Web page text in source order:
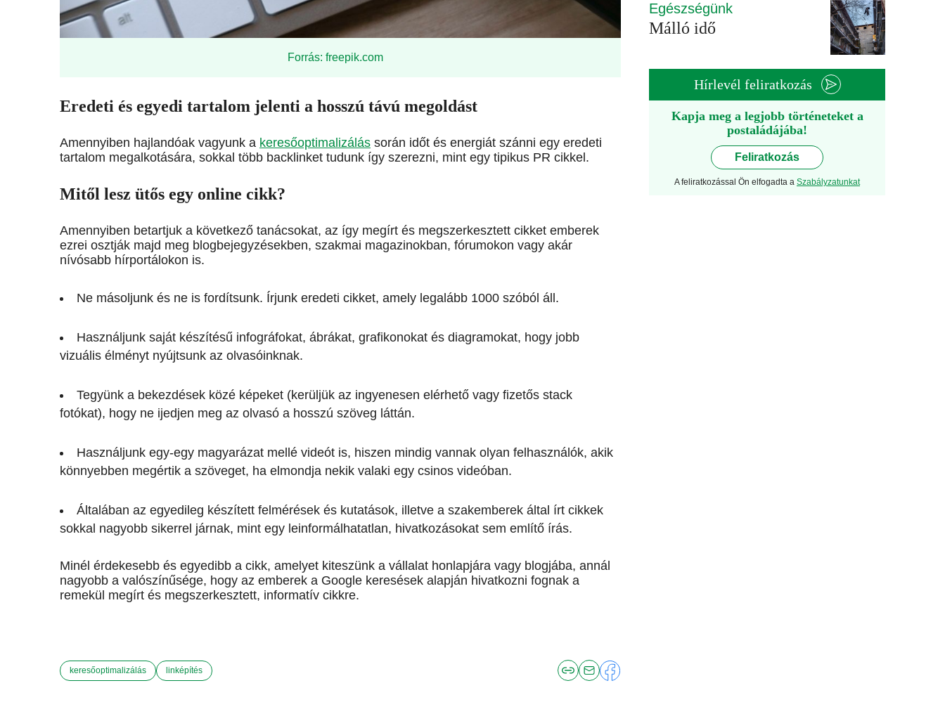
Forrás: freepik.com
Eredeti és egyedi tartalom jelenti a hosszú távú megoldást
Amennyiben hajlandóak vagyunk a keresőoptimalizálás során időt és energiát szánni egy eredeti
tartalom megalkotására, sokkal több backlinket tudunk így szerezni, mint egy tipikus PR cikkel.
Mitől lesz ütős egy online cikk?
Amennyiben betartjuk a következő tanácsokat, az így megírt és megszerkesztett cikket emberek
ezrei osztják majd meg blogbejegyzésekben, szakmai magazinokban, fórumokon vagy akár
nívósabb hírportálokon is.
Ne másoljunk és ne is fordítsunk. Írjunk eredeti cikket, amely legalább 1000 szóból áll.
Használjunk saját készítésű infográfokat, ábrákat, grafikonokat és diagramokat, hogy jobb
vizuális élményt nyújtsunk az olvasóinknak.
Tegyünk a bekezdések közé képeket (kerüljük az ingyenesen elérhető vagy fizetős stack
fotókat), hogy ne ijedjen meg az olvasó a hosszú szöveg láttán.
Használjunk egy-egy magyarázat mellé videót is, hiszen mindig vannak olyan felhasználók, akik
könnyebben megértik a szöveget, ha elmondja nekik valaki egy csinos videóban.
Általában az egyedileg készített felmérések és kutatások, illetve a szakemberek által írt cikkek
sokkal nagyobb sikerrel járnak, mint egy leinformálhatatlan, hivatkozásokat sem említő írás.
Minél érdekesebb és egyedibb a cikk, amelyet kiteszünk a vállalat honlapjára vagy blogjába, annál
nagyobb a valószínűsége, hogy az emberek a Google keresések alapján hivatkozni fognak a
remekül megírt és megszerkesztett, informatív cikkre.
keresőoptimalizálás linképítés
Egészségünk
Málló idő
Hírlevél feliratkozás
Kapja meg a legjobb történeteket a
postaládájába!
Feliratkozás
A feliratkozással Ön elfogadta a Szabályzatunkat